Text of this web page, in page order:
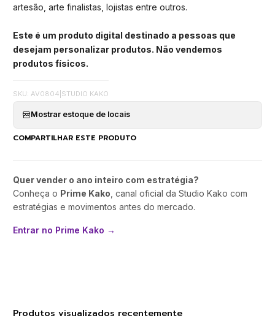
artesão, arte finalistas, lojistas entre outros.
Este é um produto digital destinado a pessoas que
desejam personalizar produtos. Não vendemos
produtos físicos.
SKU: AV0804 STUDIO KAKO
Mostrar estoque de locais
COMPARTILHAR ESTE PRODUTO
Quer vender o ano inteiro com estratégia?
Conheça o Prime Kako , canal oficial da Studio Kako com
estratégias e movimentos antes do mercado.
Entrar no Prime Kako →
Produtos visualizados recentemente